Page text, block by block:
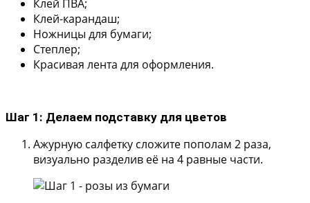
Клей ПВА;
Клей-карандаш;
Ножницы для бумаги;
Степлер;
Красивая лента для оформления.
Шаг 1: Делаем подставку для цветов
Ажурную салфетку сложите пополам 2 раза,
визуально разделив её на 4 равные части.